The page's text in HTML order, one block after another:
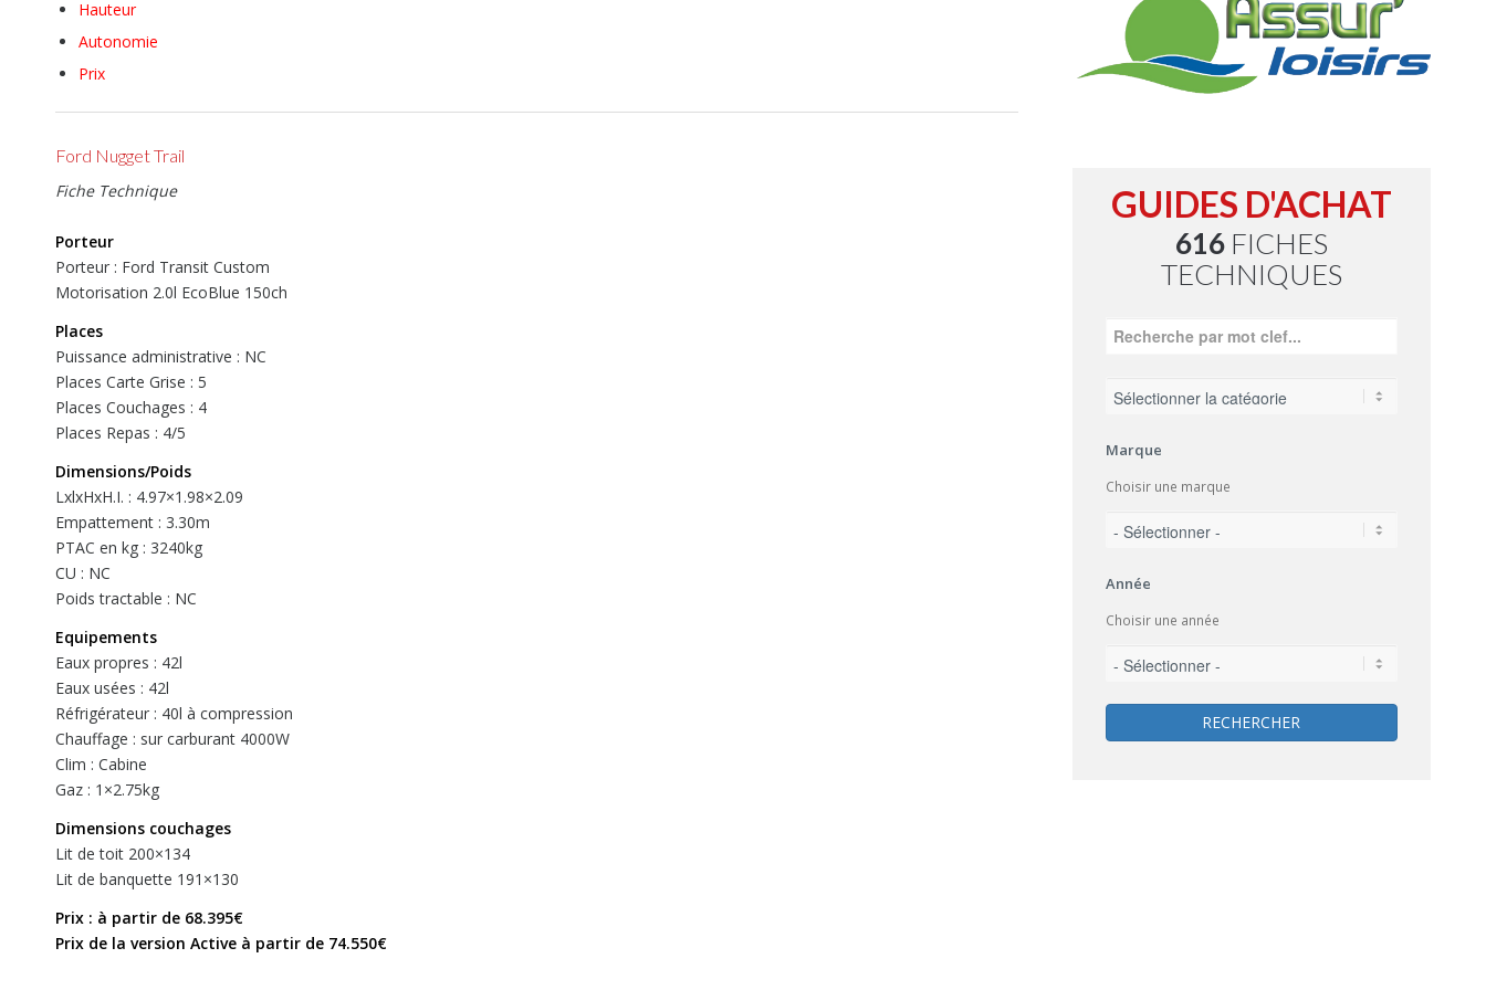
Hauteur
Autonomie
Prix
Ford Nugget Trail
Fiche Technique
Porteur
Porteur : Ford Transit Custom
Motorisation 2.0l EcoBlue 150ch
Places
Puissance administrative : NC
Places Carte Grise : 5
Places Couchages : 4
Places Repas : 4/5
Dimensions/Poids
LxlxHxH.I. : 4.97×1.98×2.09
Empattement : 3.30m
PTAC en kg : 3240kg
CU : NC
Poids tractable : NC
Equipements
Eaux propres : 42l
Eaux usées : 42l
Réfrigérateur : 40l à compression
Chauffage : sur carburant 4000W
Clim : Cabine
Gaz : 1×2.75kg
Dimensions couchages
Lit de toit 200×134
Lit de banquette 191×130
Prix : à partir de 68.395€
Prix de la version Active à partir de 74.550€
GUIDES D'ACHAT
616FICHES
TECHNIQUES
Marque
Choisir une marque
Année
Choisir une année
RECHERCHER